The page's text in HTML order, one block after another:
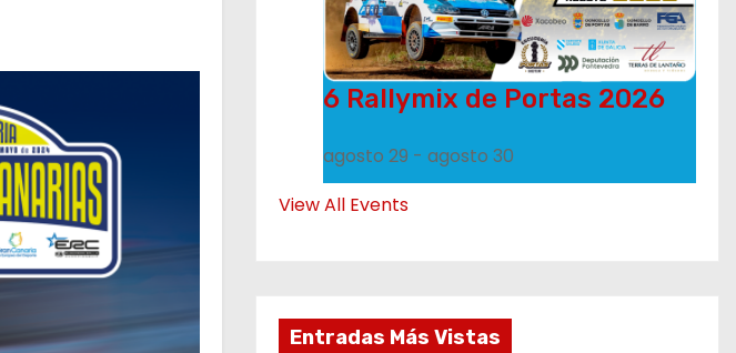
6 Rallymix de Portas 2026
agosto 29 - agosto 30
View All Events
Entradas Más Vistas